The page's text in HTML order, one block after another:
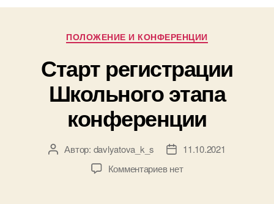
Рубрики
ПОЛОЖЕНИЕ И КОНФЕРЕНЦИИ
Старт регистрации
Школьного этапа
конференции
АвторАвтор: davlyatova_k_s
Дата11.10.2021
Комментариевк
нет